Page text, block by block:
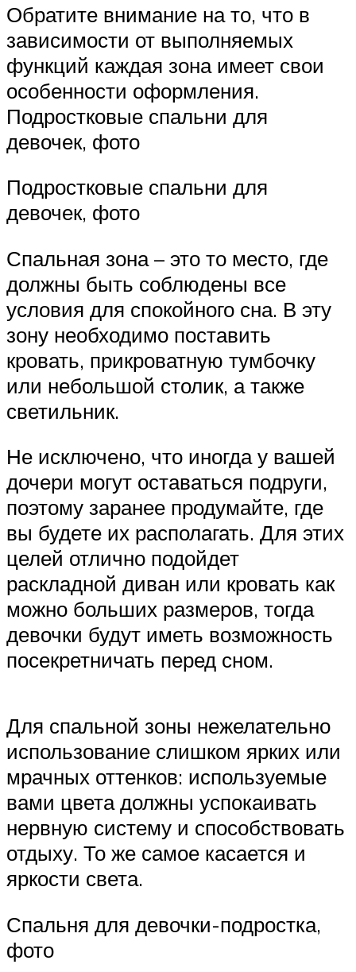
Обратите внимание на то, что в
зависимости от выполняемых
функций каждая зона имеет свои
особенности оформления.
Подростковые спальни для
девочек, фото
Подростковые спальни для
девочек, фото
Спальная зона – это то место, где
должны быть соблюдены все
условия для спокойного сна. В эту
зону необходимо поставить
кровать, прикроватную тумбочку
или небольшой столик, а также
светильник.
Не исключено, что иногда у вашей
дочери могут оставаться подруги,
поэтому заранее продумайте, где
вы будете их располагать. Для этих
целей отлично подойдет
раскладной диван или кровать как
можно больших размеров, тогда
девочки будут иметь возможность
посекретничать перед сном.
Для спальной зоны нежелательно
использование слишком ярких или
мрачных оттенков: используемые
вами цвета должны успокаивать
нервную систему и способствовать
отдыху. То же самое касается и
яркости света.
Спальня для девочки-подростка,
фото